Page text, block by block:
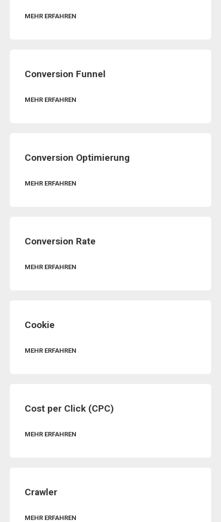
MEHR ERFAHREN
Conversion Funnel
MEHR ERFAHREN
Conversion Optimierung
MEHR ERFAHREN
Conversion Rate
MEHR ERFAHREN
Cookie
MEHR ERFAHREN
Cost per Click (CPC)
MEHR ERFAHREN
Crawler
MEHR ERFAHREN